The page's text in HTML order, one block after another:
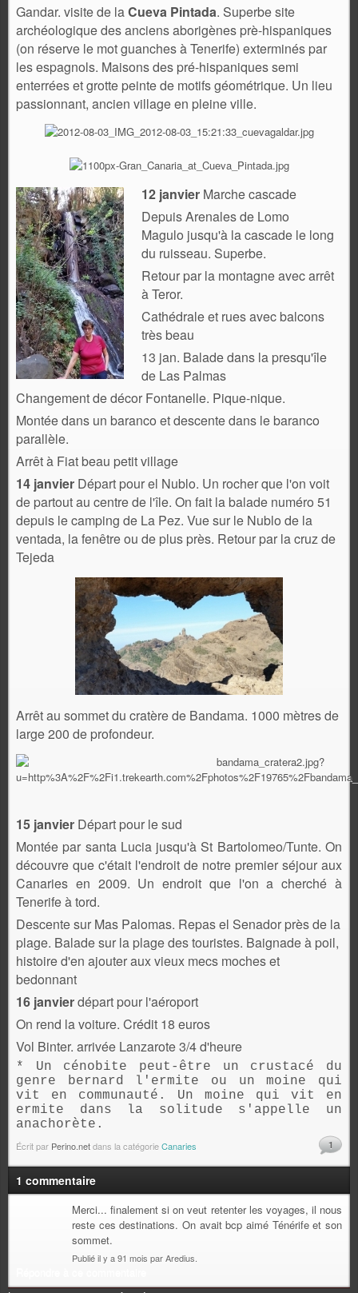
Gandar. visite de laCueva Pintada. Superbe site
archéologique des anciens aborigènes prè-hispaniques
(on réserve le mot guanches à Tenerife) exterminés par
les espagnols. Maisons des pré-hispaniques semi
enterrées et grotte peinte de motifs géométrique. Un lieu
passionnant, ancien village en pleine ville.
12 janvier Marche cascade
Depuis Arenales de Lomo
Magulo jusqu'à la cascade le long
du ruisseau. Superbe.
Retour par la montagne avec arrêt
à Teror.
Cathédrale et rues avec balcons
très beau
13 jan. Balade dans la presqu'île
de Las Palmas
Changement de décor Fontanelle. Pique-nique.
Montée dans un baranco et descente dans le baranco
parallèle.
Arrêt à Fiat beau petit village
14 janvier Départ pour el Nublo. Un rocher que l'on voit
de partout au centre de l'île. On fait la balade numéro 51
depuis le camping de La Pez. Vue sur le Nublo de la
ventada, la fenêtre ou de plus près. Retour par la cruz de
Tejeda
Arrêt au sommet du cratère de Bandama. 1000 mètres de
large 200 de profondeur.
15 janvier Départ pour le sud
Montée par santa Lucia jusqu'à St Bartolomeo/Tunte. On
découvre que c'était l'endroit de notre premier séjour aux
Canaries en 2009. Un endroit que l'on a cherché à
Tenerife à tord.
Descente sur Mas Palomas. Repas el Senador près de la
plage. Balade sur la plage des touristes. Baignade à poil,
histoire d'en ajouter aux vieux mecs moches et
bedonnant
16 janvierdépart pour l'aéroport
On rend la voiture. Crédit 18 euros
Vol Binter. arrivée Lanzarote 3/4 d'heure
* Un cénobite peut-être un crustacé du
genre bernard l'ermite ou un moine qui
vit en communauté. Un moine qui vit en
ermite dans la solitude s'appelle un
anachorète.
Écrit par Perino.netdans la catégorieCanaries 1
1 commentaire
Merci... finalement si on veut retenter les voyages, il nous
reste ces destinations. On avait bcp aimé Ténérife et son
sommet.
Publié il y a 91 mois par Aredius.